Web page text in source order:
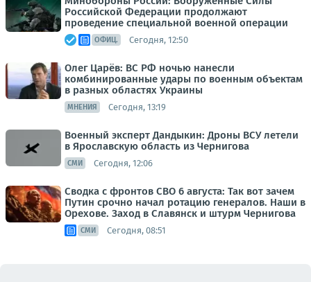
Российской Федерации продолжают
проведение специальной военной операции
ОФИЦ. Сегодня, 12:50
Олег Царёв: ВС РФ ночью нанесли
комбинированные удары по военным объектам
в разных областях Украины
МНЕНИЯ Сегодня, 13:19
Военный эксперт Дандыкин: Дроны ВСУ летели
в Ярославскую область из Чернигова
СМИ Сегодня, 12:06
Сводка с фронтов СВО 6 августа: Так вот зачем
Путин срочно начал ротацию генералов. Наши в
Орехове. Заход в Славянск и штурм Чернигова
СМИ Сегодня, 08:51